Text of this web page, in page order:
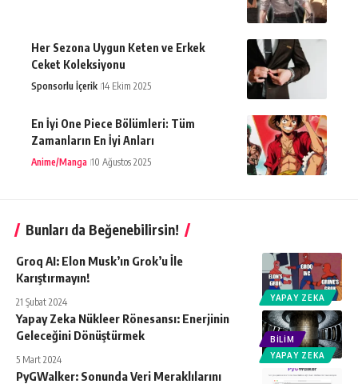
Her Sezona Uygun Keten ve Erkek
Ceket Koleksiyonu
Sponsorlu İçerik 14 Ekim 2025
En İyi One Piece Bölümleri: Tüm
Zamanların En İyi Anları
Anime/Manga 10 Ağustos 2025
Bunları da Beğenebilirsin!
YAPAY ZEKA
Groq AI: Elon Musk’ın Grok’u İle
Karıştırmayın!
21 Şubat 2024
BILIM
YAPAY ZEKA
Yapay Zeka Nükleer Rönesansı: Enerjinin
Geleceğini Dönüştürmek
5 Mart 2024
PyGWalker: Sonunda Veri Meraklılarını